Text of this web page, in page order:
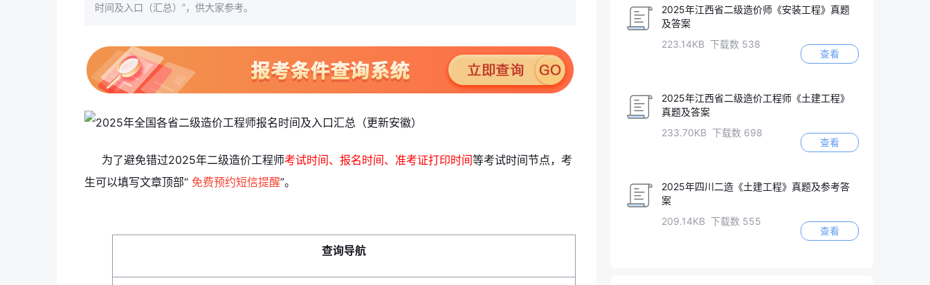
时间及入口（汇总）”，供大家参考。
为了避免错过2025年二级造价工程师考试时间、 报名时间、准考证打印时间等考试时间节点，考
生可以填写文章顶部“ 免费预约短信提醒”。
查询导航
2025年江西省二级造价师《安装工程》真题
及答案
223.14KB 下载数 538
查看
2025年江西省二级造价工程师《土建工程》
真题及答案
233.70KB 下载数 698
查看
2025年四川二造《土建工程》真题及参考答
案
209.14KB 下载数 555
查看